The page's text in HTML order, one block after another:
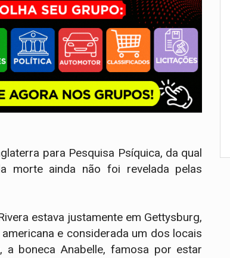
para Pesquisa Psíquica, da qual
morte ainda não foi revelada pelas
estava justamente em Gettysburg,
e considerada um dos locais
boneca Anabelle, famosa por estar